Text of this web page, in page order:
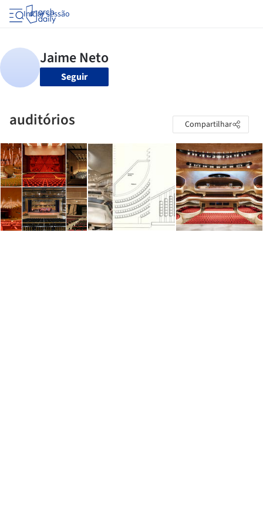
Iniciar sessão
Seguir
auditórios Compartilhar